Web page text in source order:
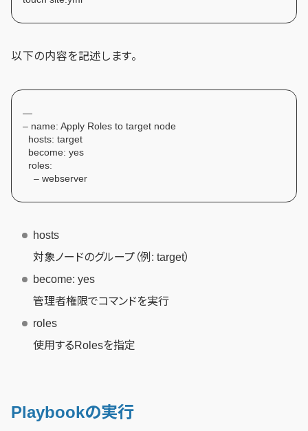
以下の内容を記述します。
—
– name: Apply Roles to target node
hosts: target
become: yes
roles:
– webserver
hosts
対象ノードのグループ（例: target）
become: yes
管理者権限でコマンドを実行
roles
使用するRolesを指定
Playbookの実行